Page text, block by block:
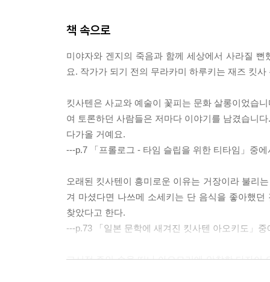
책 속으로
미야자와 겐지의 죽음과 함께 세상에서 사라질
요. 작가가 되기 전의 무라카미 하루키는 재즈 킷사
킷사텐은 사교와 예술이 꽃피는 문화 살롱이었습
여 토론하던 사람들은 저마다 이야기를 남겼습니
다가올 거예요.
---p.7 「프롤로그 - 타임 슬립을 위한 티타임」중에
오래된 킷사텐이 흥미로운 이유는 거장이라 불리
겨 마셨다면 나쓰메 소세키는 단 음식을 좋아했
찾았다고 한다.
---p.73 「일본 문학에 새겨진 킷사텐 아오키도」중
고서점 주인 손을 떠나 아오모리에 안착한 다자이